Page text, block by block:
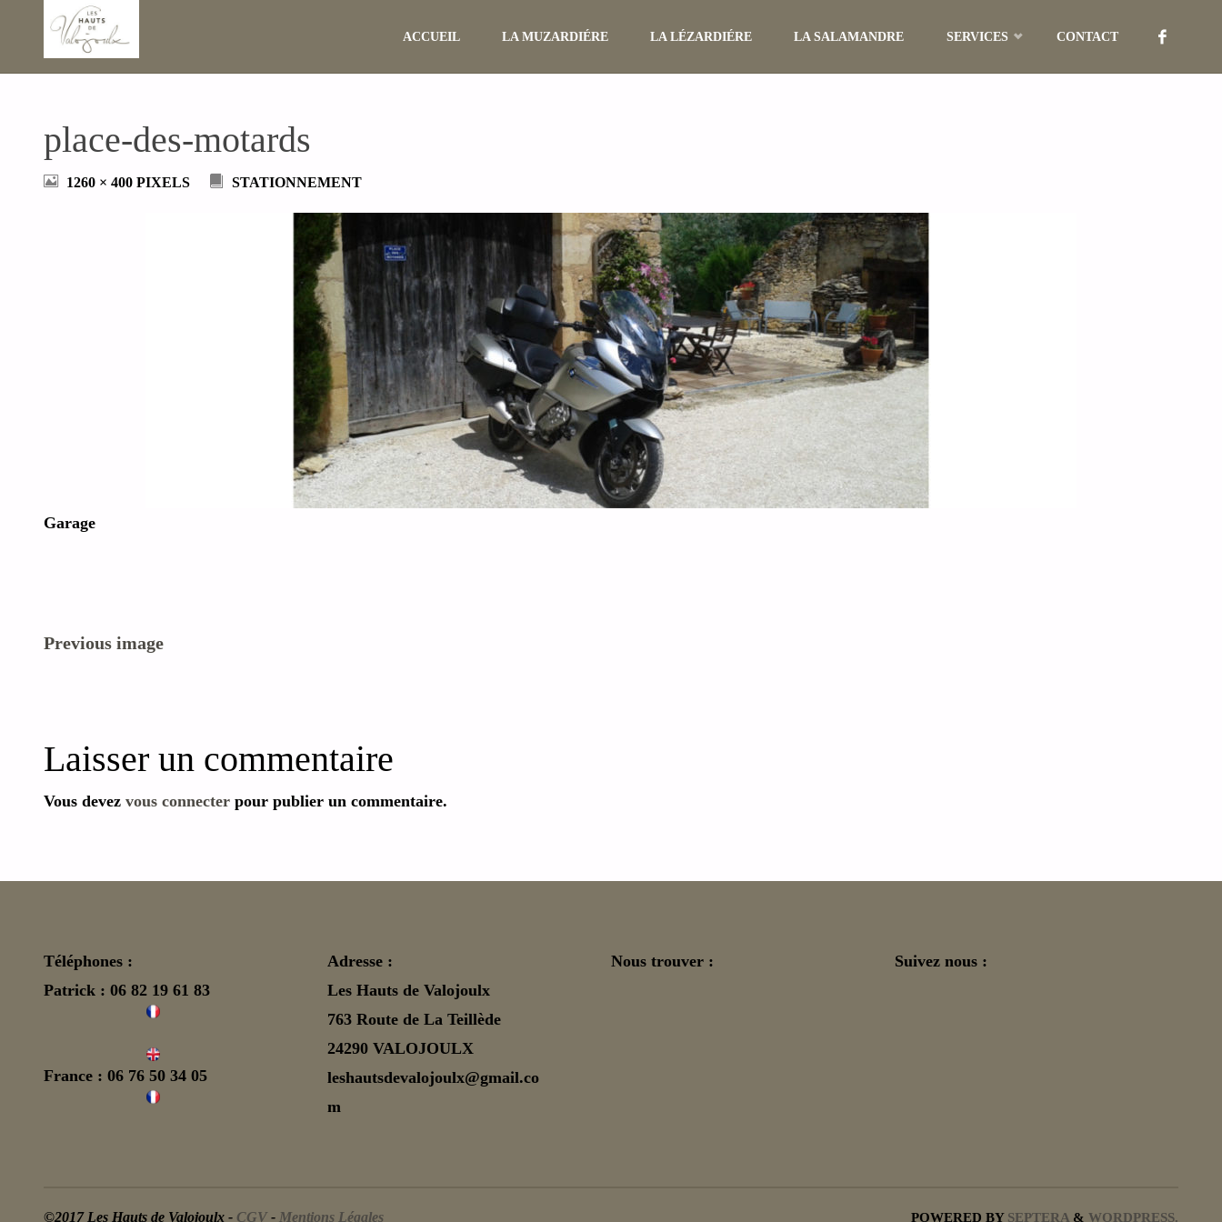
Skip
ACCUEIL LA MUZARDIÉRE LA LÉZARDIÉRE LA SALAMANDRE SERVICES CONTACT
place-des-motards
FULL1260 × 400PIXELS STATIONNEMENT
Garage
Previous image
Laisser un commentaire
Vous devez vous connecter pour publier un commentaire.
Téléphones :
Patrick : 06 82 19 61 83
France : 06 76 50 34 05
Adresse :
Les Hauts de Valojoulx
763 Route de La Teillède
24290 VALOJOULX
leshautsdevalojoulx@gmail.co
m
Nous trouver : Suivez nous :
©2017 Les Hauts de Valojoulx - CGV - Mentions Légales POWERED BYSEPTERA & WORDPRESS.